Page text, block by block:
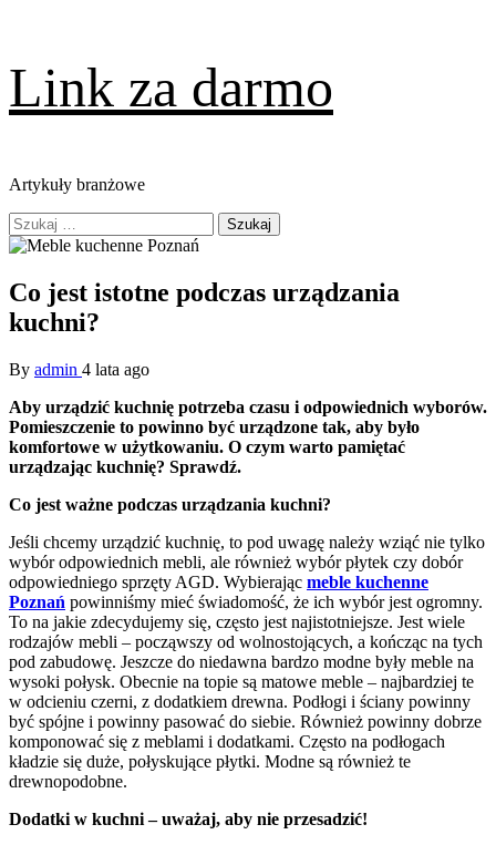
content
Link za darmo
Artykuły branżowe
Primary
Menu
Szukaj:
Co jest istotne podczas urządzania
kuchni?
By admin 4 lata ago
Aby urządzić kuchnię potrzeba czasu i odpowiednich wyborów.
Pomieszczenie to powinno być urządzone tak, aby było
komfortowe w użytkowaniu. O czym warto pamiętać
urządzając kuchnię? Sprawdź.
Co jest ważne podczas urządzania kuchni?
Jeśli chcemy urządzić kuchnię, to pod uwagę należy wziąć nie tylko
wybór odpowiednich mebli, ale również wybór płytek czy dobór
odpowiedniego sprzęty AGD. Wybierając meble kuchenne
Poznań powinniśmy mieć świadomość, że ich wybór jest ogromny.
To na jakie zdecydujemy się, często jest najistotniejsze. Jest wiele
rodzajów mebli – począwszy od wolnostojących, a kończąc na tych
pod zabudowę. Jeszcze do niedawna bardzo modne były meble na
wysoki połysk. Obecnie na topie są matowe meble – najbardziej te
w odcieniu czerni, z dodatkiem drewna. Podłogi i ściany powinny
być spójne i powinny pasować do siebie. Również powinny dobrze
komponować się z meblami i dodatkami. Często na podłogach
kładzie się duże, połyskujące płytki. Modne są również te
drewnopodobne.
Dodatki w kuchni – uważaj, aby nie przesadzić!